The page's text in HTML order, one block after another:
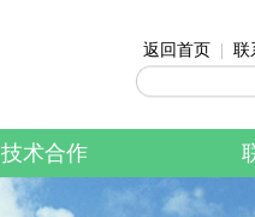
返回首页 联
技术合作